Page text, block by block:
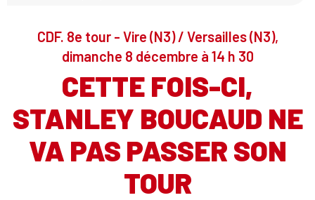
CDF. 8e tour - Vire (N3) / Versailles (N3),
dimanche 8 décembre à 14 h 30
CETTE FOIS-CI,
STANLEY BOUCAUD NE
VA PAS PASSER SON
TOUR